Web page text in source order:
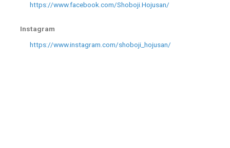
https://www.facebook.com/Shoboji.Hojusan/
Instagram
https://www.instagram.com/shoboji_hojusan/